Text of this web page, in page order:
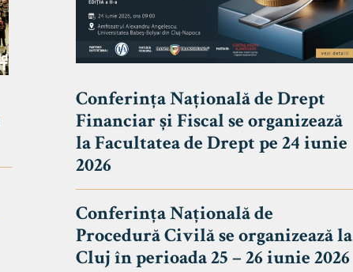
Conferința Națională de Drept
Financiar și Fiscal se organizează
la Facultatea de Drept pe 24 iunie
2026
Conferința Națională de
Procedură Civilă se organizează la
Cluj în perioada 25 – 26 iunie 2026